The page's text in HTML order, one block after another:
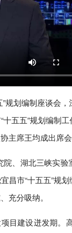
规划编制座谈会
五五”规划编制
主席王均成出席会
、湖北三峡实验
昌市“十五五”规
充分吸纳。
目建设迸发期。